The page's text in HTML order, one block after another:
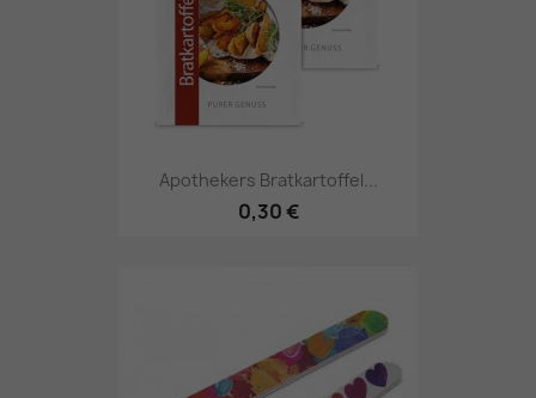
Apothekers Bratkartoffel...
0,30 €